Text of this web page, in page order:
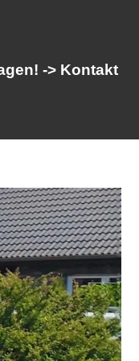
-> Kontakt